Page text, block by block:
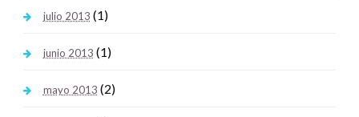
julio 2013 (1)
junio 2013 (1)
mayo 2013 (2)